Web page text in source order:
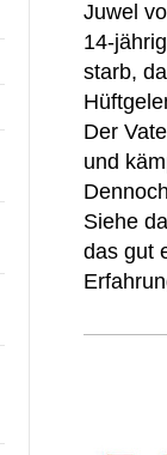
Juwel
14-
starb,
Der
und
Siehe
das gut